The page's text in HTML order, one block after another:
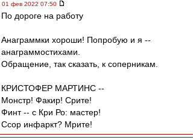
01 фев 2022 07:50
По дороге на работу
Анаграммки хороши! Попробую и я --
анаграммостихами.
Обращение, так сказать, к соперникам.
КРИСТОФЕР МАРТИНС --
Монстр! Факир! Срите!
Финт -- с Кри Ро: мастер!
Ссор инфаркт? Мрите!